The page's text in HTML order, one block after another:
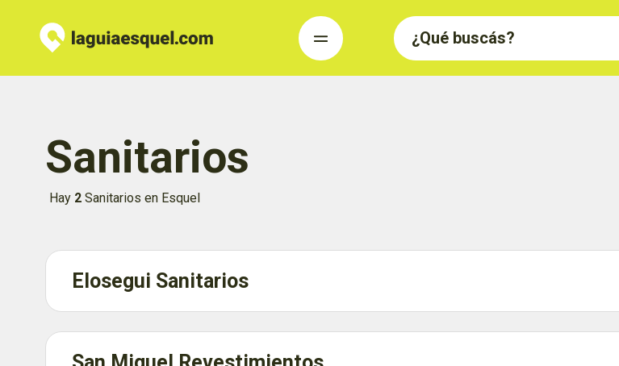
Sanitarios
Hay 2 Sanitarios en Esquel
Elosegui Sanitarios